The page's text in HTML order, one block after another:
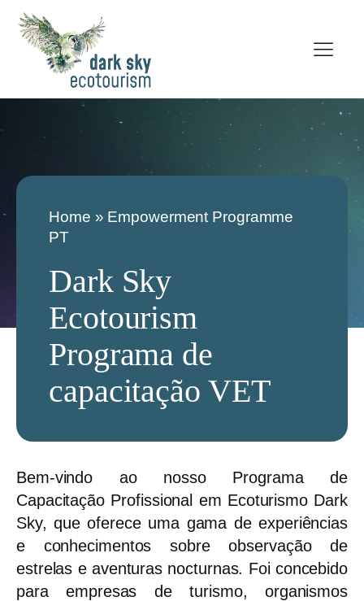
Home » Empowerment Programme
PT
Dark Sky
Ecotourism
Programa de
capacitação VET
Bem-vindo ao nosso Programa de
Capacitação Profissional em Ecoturismo Dark
Sky, que oferece uma gama de experiências
e conhecimentos sobre observação de
estrelas e aventuras nocturnas. Foi concebido
para empresas de turismo, organismos